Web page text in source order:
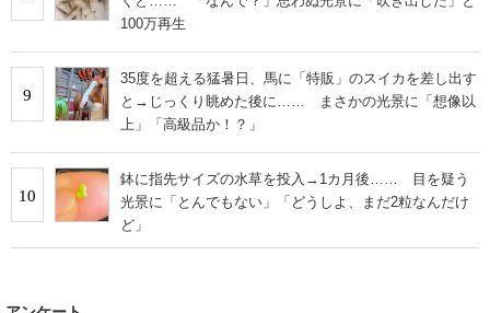
100万再生
9
35度を超える猛暑日、馬に「特販」のスイカを差し出す
と→じっくり眺めた後に…… まさかの光景に「想像以
上」「高級品か！？」
10
鉢に指先サイズの水草を投入→1カ月後…… 目を疑う
光景に「とんでもない」「どうしよ、まだ2粒なんだけ
ど」